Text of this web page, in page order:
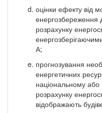
оцінки ефекту від
енергозбереження
розрахунку
А;
прогнозування
енергетичних
національному
розрахунку
відображають